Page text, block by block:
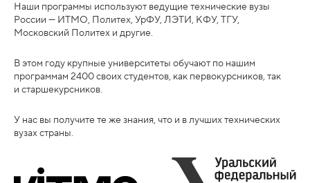
Наши программы используют ведущие технические вузы
России — ИТМО, Политех, УрФУ, ЛЭТИ, КФУ, ТГУ,
Московский Политех и другие.
В этом году крупные университеты обучают по нашим
программам 2400 своих студентов, как первокурсников, так
и старшекурсников.
У нас вы получите те же знания, что и в лучших технических
вузах страны.